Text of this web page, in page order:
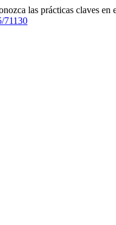
las prácticas claves
71130